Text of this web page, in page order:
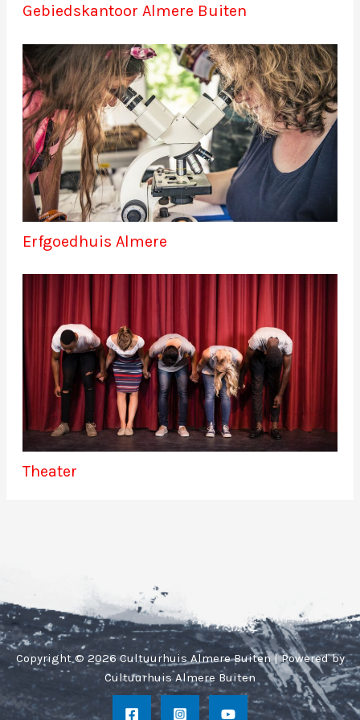
Gebiedskantoor Almere Buiten
Erfgoedhuis Almere
Theater
Copyright © 2026 Cultuurhuis Almere Buiten | Powered by
Cultuurhuis Almere Buiten